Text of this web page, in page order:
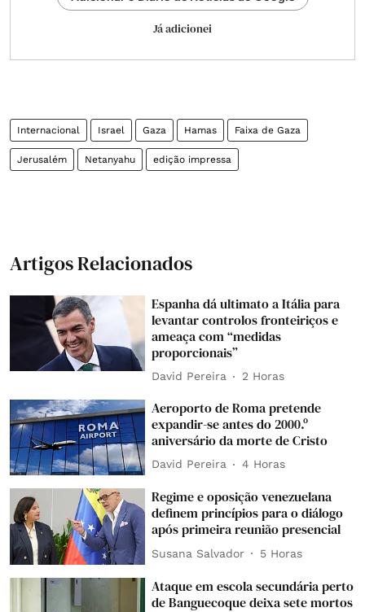
Já adicionei
Internacional Israel Gaza Hamas Faixa de Gaza
Jerusalém Netanyahu edição impressa
Artigos Relacionados
Espanha dá ultimato a Itália para
levantar controlos fronteiriços e
ameaça com “medidas
proporcionais”
David Pereira 2 Horas
Aeroporto de Roma pretende
expandir-se antes do 2000.º
aniversário da morte de Cristo
David Pereira 4 Horas
Regime e oposição venezuelana
definem princípios para o diálogo
após primeira reunião presencial
Susana Salvador 5 Horas
Ataque em escola secundária perto
de Banguecoque deixa sete mortos